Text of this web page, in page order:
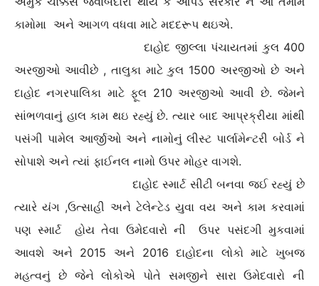
કામોમા અને આગળ વધવા માટે મદદરૂપ થઇએ.
દાહોદ જીલ્લા પંચાયતમાં કુલ 400
અરજીઓ આવીછે , તાલુકા માટે કુલ 1500 અરજીઓ છે અને
દાહોદ નગરપાલિકા માટે ફૂલ 210 અરજીઓ આવી છે. જેમને
સાંભળવાનું હાલ કામ થઇ રહ્યું છે. ત્યાર બાદ આપ્રક્રીયા માંથી
પસંગી પામેલ આર્જીઓ અને નામોનું લીસ્ટ પાર્લામેન્ટરી બોર્ડ ને
સોપાશે અને ત્યાં ફાઈનલ નામો ઉપર મોહર વાગશે.
દાહોદ સ્માર્ટ સીટી બનવા જઈ રહ્યું છે
ત્યારે યંગ ,ઉત્સાહી અને ટેલેન્ટેડ યુવા વય અને કામ કરવામાં
પણ સ્માર્ટ હોય તેવા ઉમેદવારો ની ઉપર પસંદગી મુકવામાં
આવશે અને 2015 અને 2016 દાહોદના લોકો માટે ખુબજ
મહત્વનું છે જેને લોકોએ પોતે સમજીને સારા ઉમેદવારો ની